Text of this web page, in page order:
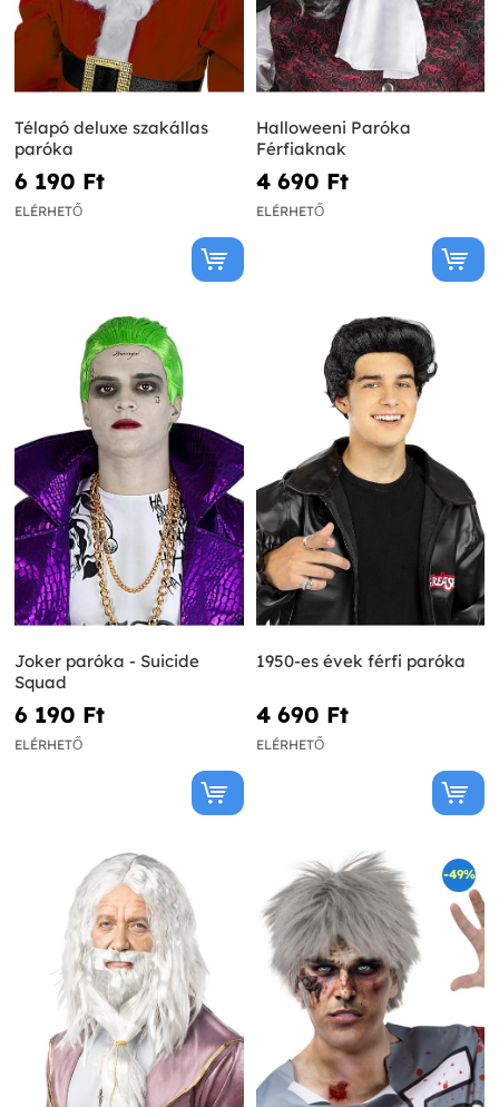
Télapó deluxe szakállas
paróka
6 190 Ft‎
ELÉRHETŐ
Halloweeni Paróka
Férfiaknak
4 690 Ft‎
ELÉRHETŐ
Joker paróka - Suicide
Squad
6 190 Ft‎
ELÉRHETŐ
1950-es évek férfi paróka
4 690 Ft‎
ELÉRHETŐ
-49%